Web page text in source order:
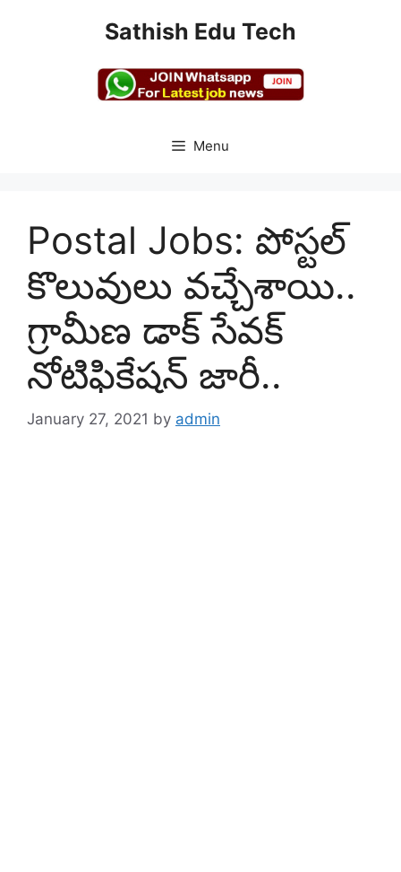
Sathish Edu Tech
Menu
Postal Jobs: పోస్టల్
కొలువులు వచ్చేశాయి..
గ్రామీణ డాక్ సేవక్
నోటిఫికేషన్ జారీ..
January 27, 2021 by admin